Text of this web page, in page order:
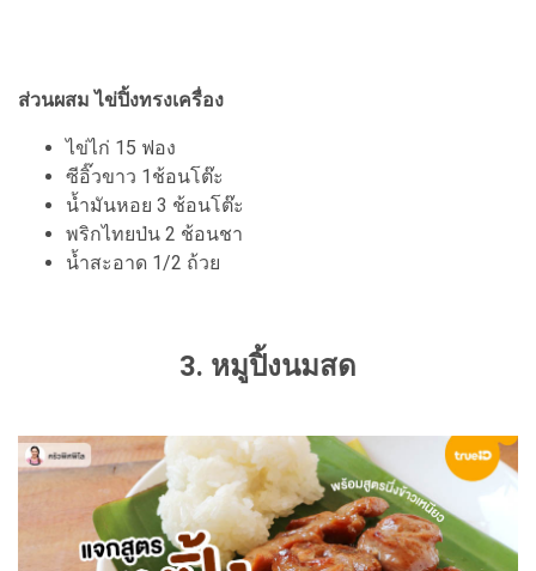
ส่วนผสม ไข่ปิ้งทรงเครื่อง
ไข่ไก่ 15 ฟอง
ซีอิ๊วขาว 1ช้อนโต๊ะ
น้ำมันหอย 3 ช้อนโต๊ะ
พริกไทยป่น 2 ช้อนชา
น้ำสะอาด 1/2 ถ้วย
3. หมูปิ้งนมสด